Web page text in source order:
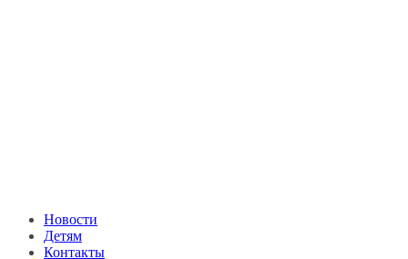
Новости
Детям
Контакты